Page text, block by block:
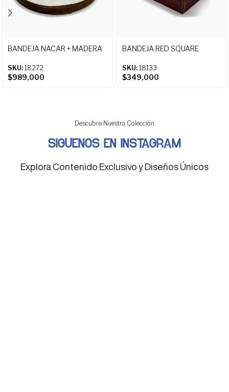
BANDEJA NACAR + MADERA
SKU: 18272
$989,000
BANDEJA RED SQUARE
SKU: 18133
$349,000
Descubre Nuestra Colección
SIGUENOS EN INSTAGRAM
Explora Contenido Exclusivo y Diseños Únicos